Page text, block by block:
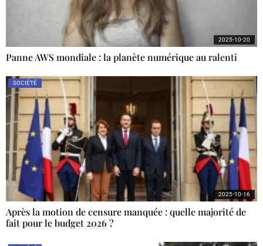
Panne AWS mondiale : la planète numérique au ralenti
2025-10-20
SOCIÉTÉ
Après la motion de censure manquée : quelle majorité de
fait pour le budget 2026 ?
2025-10-16